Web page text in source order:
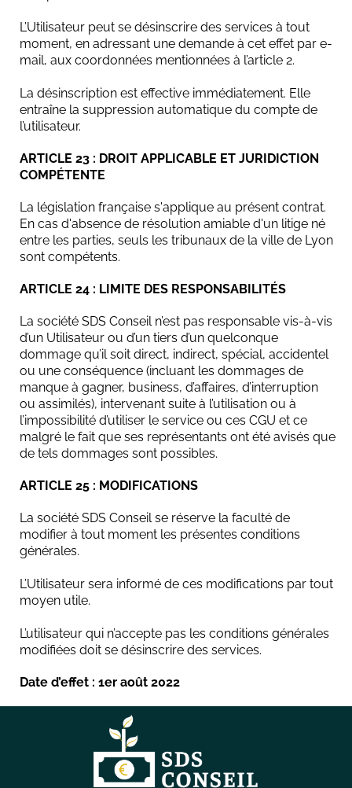
L’Utilisateur peut se désinscrire des services à tout
moment, en adressant une demande à cet effet par e-
mail, aux coordonnées mentionnées à l’article 2.
La désinscription est effective immédiatement. Elle
entraîne la suppression automatique du compte de
l’utilisateur.
ARTICLE 23 : DROIT APPLICABLE ET JURIDICTION
COMPÉTENTE
La législation française s'applique au présent contrat.
En cas d'absence de résolution amiable d'un litige né
entre les parties, seuls les tribunaux de la ville de Lyon
sont compétents.
ARTICLE 24 : LIMITE DES RESPONSABILITÉS
La société SDS Conseil n’est pas responsable vis-à-vis
d’un Utilisateur ou d’un tiers d’un quelconque
dommage qu’il soit direct, indirect, spécial, accidentel
ou une conséquence (incluant les dommages de
manque à gagner, business, d’affaires, d’interruption
ou assimilés), intervenant suite à l’utilisation ou à
l’impossibilité d’utiliser le service ou ces CGU et ce
malgré le fait que ses représentants ont été avisés que
de tels dommages sont possibles.
ARTICLE 25 : MODIFICATIONS
La société SDS Conseil se réserve la faculté de
modifier à tout moment les présentes conditions
générales.
L’Utilisateur sera informé de ces modifications par tout
moyen utile.
L’utilisateur qui n’accepte pas les conditions générales
modifiées doit se désinscrire des services.
Date d’effet : 1er août 2022